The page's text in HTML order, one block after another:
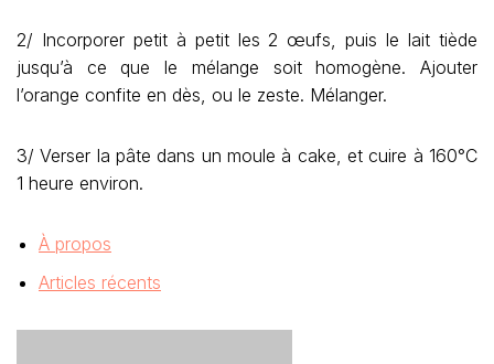
2/ Incorporer petit à petit les 2 œufs, puis le lait tiède
jusqu’à ce que le mélange soit homogène. Ajouter
l’orange confite en dès, ou le zeste. Mélanger.
3/ Verser la pâte dans un moule à cake, et cuire à 160°C
1 heure environ.
À propos
Articles récents